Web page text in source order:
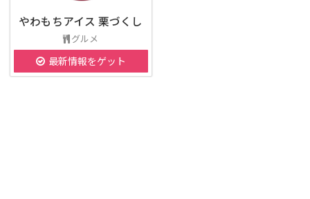
やわもちアイス 栗づくし
グルメ
最新情報をゲット